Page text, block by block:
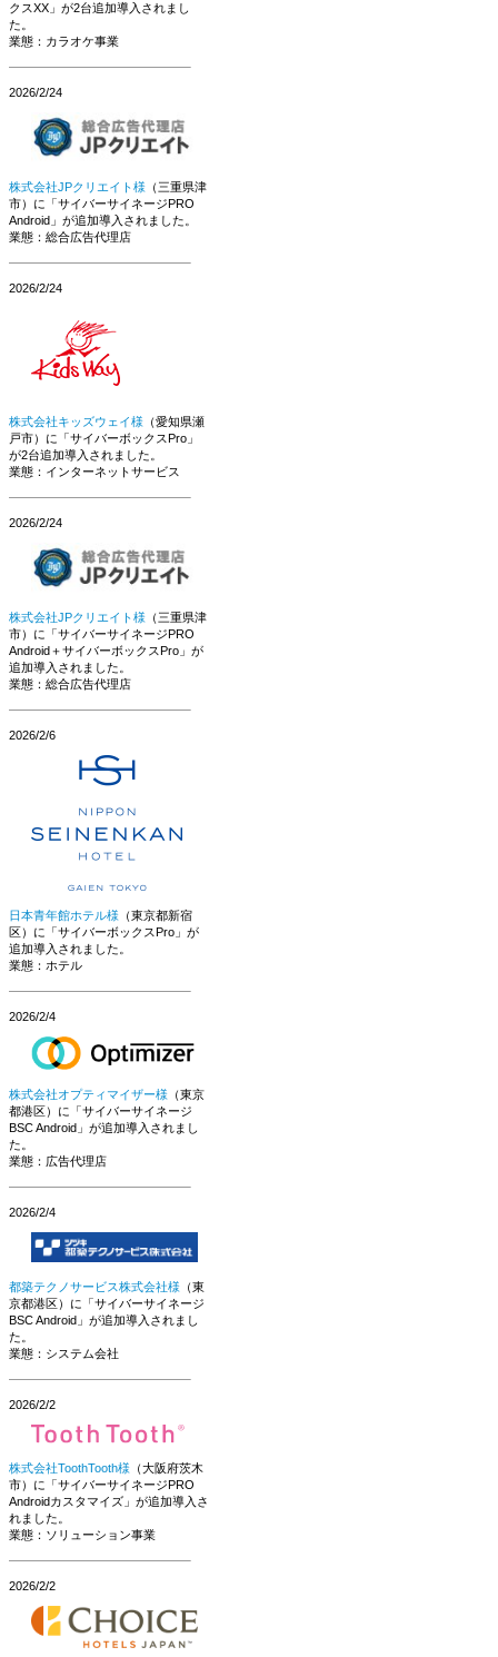
クスXX」が2台追加導入されまし
た。
業態：カラオケ事業
2026/2/24
株式会社JPクリエイト様 （三重県津
市）に「サイバーサイネージPRO
Android」が追加導入されました。
業態：総合広告代理店
2026/2/24
株式会社キッズウェイ様 （愛知県瀬
戸市）に「サイバーボックスPro」
が2台追加導入されました。
業態：インターネットサービス
2026/2/24
株式会社JPクリエイト様 （三重県津
市）に「サイバーサイネージPRO
Android＋サイバーボックスPro」が
追加導入されました。
業態：総合広告代理店
2026/2/6
日本青年館ホテル様 （東京都新宿
区）に「サイバーボックスPro」が
追加導入されました。
業態：ホテル
2026/2/4
株式会社オプティマイザー様 （東京
都港区）に「サイバーサイネージ
BSC Android」が追加導入されまし
た。
業態：広告代理店
2026/2/4
都築テクノサービス株式会社様 （東
京都港区）に「サイバーサイネージ
BSC Android」が追加導入されまし
た。
業態：システム会社
2026/2/2
株式会社ToothTooth様 （大阪府茨木
市）に「サイバーサイネージPRO
Androidカスタマイズ」が追加導入さ
れました。
業態：ソリューション事業
2026/2/2